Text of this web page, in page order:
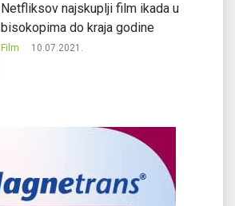
Netfliksov najskuplji film ikada u
bisokopima do kraja godine
Film 10.07.2021.